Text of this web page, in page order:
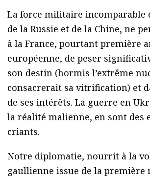
La force militaire incomparable
de la Russie et de la Chine, ne
à la France, pourtant première
européenne, de peser
son destin (hormis l’extrême
consacrerait sa vitrification) et
de ses intérêts. La guerre en
la réalité malienne, en sont des
criants.
Notre diplomatie, nourrit à la
gaullienne issue de la première